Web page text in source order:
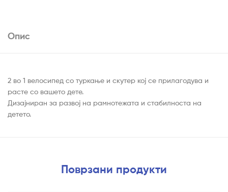
Опис
2 во 1 велосипед со туркање и скутер кој се прилагодува и
расте со вашето дете.
Дизајниран за развој на рамнотежата и стабилноста на
детето.
Поврзани продукти